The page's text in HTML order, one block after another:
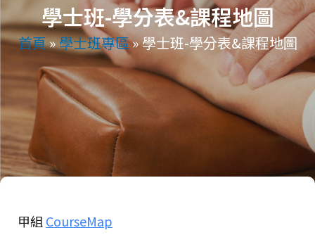
學士班-學分表&課程地圖
首頁»學士班專區»學士班-學分表&課程地圖
甲組 CourseMap